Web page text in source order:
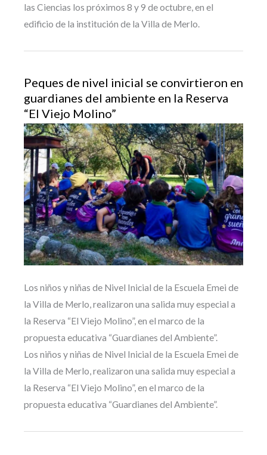
las Ciencias los próximos 8 y 9 de octubre, en el
edificio de la institución de la Villa de Merlo.
Peques de nivel inicial se convirtieron en
guardianes del ambiente en la Reserva
“El Viejo Molino”
Los niños y niñas de Nivel Inicial de la Escuela Emei de
la Villa de Merlo, realizaron una salida muy especial a
la Reserva “El Viejo Molino”, en el marco de la
propuesta educativa “Guardianes del Ambiente”.
Los niños y niñas de Nivel Inicial de la Escuela Emei de
la Villa de Merlo, realizaron una salida muy especial a
la Reserva “El Viejo Molino”, en el marco de la
propuesta educativa “Guardianes del Ambiente”.